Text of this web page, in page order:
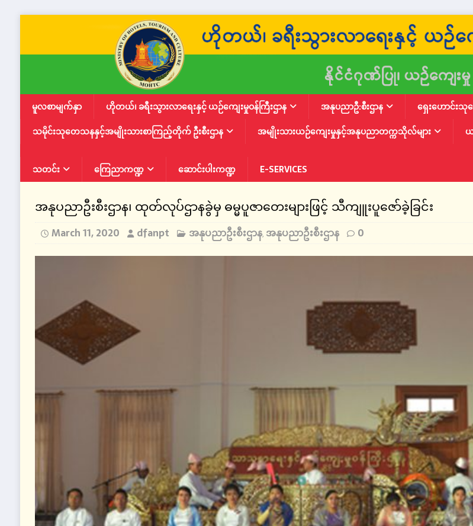
မူလစာမျက်နှာ ဟိုတယ်၊ ခရီးသွားလာရေးနှင့် ယဉ်ကျေးမှုဝန်ကြီးဌာန အနုပညာဦ:စီးဌာန
ရှေးဟောင်းသု
သမိုင်းသုတေသနနှင့်အမျိုးသားစာကြည့်တိုက် ဦးစီးဌာန
အမျိုးသားယဉ်ကျေးမှုနှင့်အနုပညာတက္ကသိုလ်များ
သတင်း ကြေညာကဏ္ဍ ဆောင်းပါးကဏ္ဍ E-SERVICES
အနုပညာဦးစီးဌာန၊ ထုတ်လုပ်ဌာနခွဲမှ ဓမ္မပူဇာတေးများဖြင့် သီကျူးပူဇော်ခဲ့ခြင်း
March 11, 2020 dfanpt အနုပညာဦးစီးဌာန, အနုပညာဦးစီးဌာန 0